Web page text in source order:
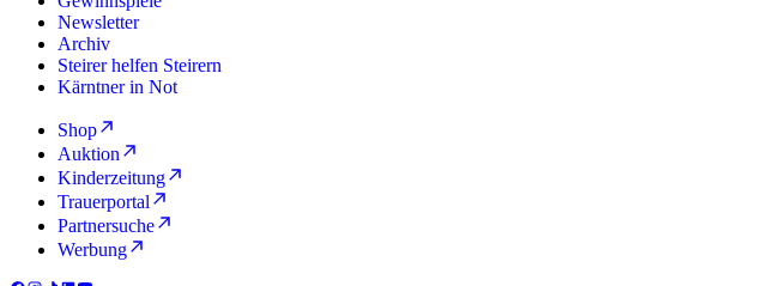
Newsletter
Archiv
Steirer helfen Steirern
Kärntner in Not
Shop
Auktion
Kinderzeitung
Trauerportal
Partnersuche
Werbung